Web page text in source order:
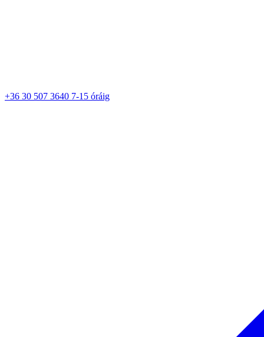
+36 30 507 3640 7-15 óráig